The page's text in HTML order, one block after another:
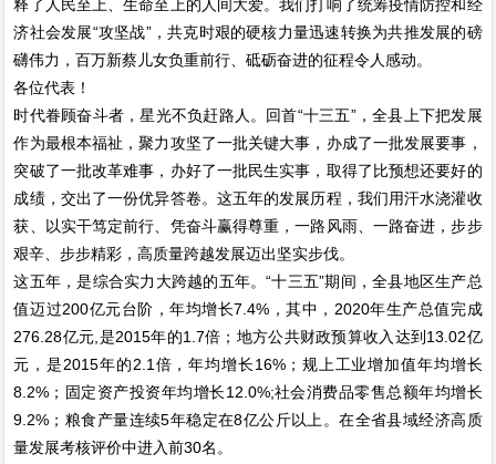
释了人民至上、生命至上的人间大爱。我们打响了统筹疫情防控和经
济社会发展“攻坚战”，共克时艰的硬核力量迅速转换为共推发展的磅
礴伟力，百万新蔡儿女负重前行、砥砺奋进的征程令人感动。
各位代表！
时代眷顾奋斗者，星光不负赶路人。回首“十三五”，全县上下把发展
作为最根本福祉，聚力攻坚了一批关键大事，办成了一批发展要事，
突破了一批改革难事，办好了一批民生实事，取得了比预想还要好的
成绩，交出了一份优异答卷。这五年的发展历程，我们用汗水浇灌收
获、以实干笃定前行、凭奋斗赢得尊重，一路风雨、一路奋进，步步
艰辛、步步精彩，高质量跨越发展迈出坚实步伐。
这五年，是综合实力大跨越的五年。“十三五”期间，全县地区生产总
值迈过200亿元台阶，年均增长7.4%，其中，2020年生产总值完成
276.28亿元,是2015年的1.7倍；地方公共财政预算收入达到13.02亿
元，是2015年的2.1倍，年均增长16%；规上工业增加值年均增长
8.2%；固定资产投资年均增长12.0%;社会消费品零售总额年均增长
9.2%；粮食产量连续5年稳定在8亿公斤以上。在全省县域经济高质
量发展考核评价中进入前30名。